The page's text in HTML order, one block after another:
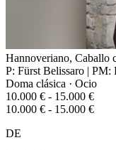
Hannoveriano, Caballo
P: Fürst Belissaro |
Doma clásica · Ocio
10.000 € - 15.000 €
10.000 € - 15.000 €
DE